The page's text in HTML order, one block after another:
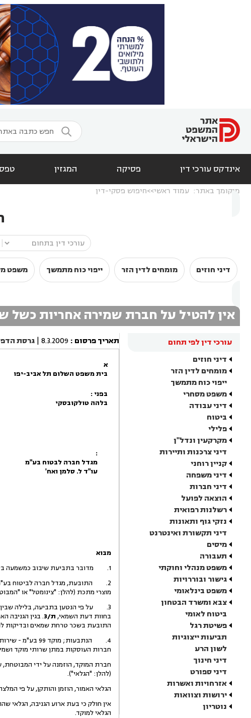

אינדקס עורכי דין פסיקה המגזין
מיקומך באתר: עמוד ראשי חיפוש פסקי-דין
דיני חוזים מומחים לדין הזר ייפוי כוח מתמשך משפט
אין להטיל על חברת שמירה אחריות כשל
עורכי דין לפי תחום
דיני חוזים
מומחים לדין הזר
ייפוי כוח מתמשך
משפט מסחרי
דיני עבודה
ביטוח
פלילי
מקרקעין ונדל"ן
דיני צרכנות ותיירות
קניין רוחני
דיני משפחה
דיני חברות
הוצאה לפועל
רשלנות רפואית
נזקי גוף ותאונות
דיני תקשורת ואינטרנט
מיסים
תעבורה
משפט מנהלי וחוקתי
גישור ובוררויות
משפט בינלאומי
צבא ומשרד הבטחון
ביטוח לאומי
פשיטת רגל
תביעות ייצוגיות
לשון הרע
דיני חינוך
דיני ספורט
אזרחויות ואשרות
ירושות וצוואות
נוטריון
תאריך פרסום :
8.3.2009
| גרסת
א
בית משפט השלום תל אביב-יפו
בפני :
בלהה טולקובסקי
:
מגדל חברה לבטוח בע"מ
עו"ד ל. סלמן ואח'
מבוא
1. מדובר בתביעת שיבוב כמשמעה בסעיף 62 לחוק חוזה ביטוח, תשמ"א - 1981 (להלן: "חוק חוזה ביטוח").
2. התובעת, מגדל חברה לביטוח בע"מ
מוצרי מתכת (להלן: "צינומטל" או "המבוטחת"),
בחוות דעת השמאי, ת/3
התובעת בשכר טרחת שמאים ובדיקות
4. הנתבעות;
חברות העוסקות במתן שרותי מוקד
חברת המוקד, הוזמנה על ידי
(להלן: "הגלאי").
הגלאי האמור, הוזמן והותקן, על פי המלצת, חברת
אין חולק כי בעת ארוע הגניבה, הגלאי
הגלאי למוקד.